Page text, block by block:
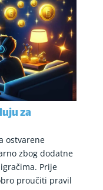
za
ostvarene
zbog dodatne
Prije
proučiti pravil